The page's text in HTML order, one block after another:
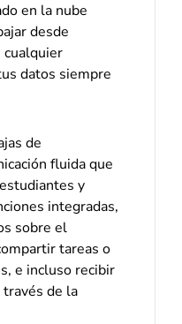
en la nube
desde
cualquier
datos siempre
de
fluida que
y
integradas,
sobre el
tareas o
e incluso recibir
de la